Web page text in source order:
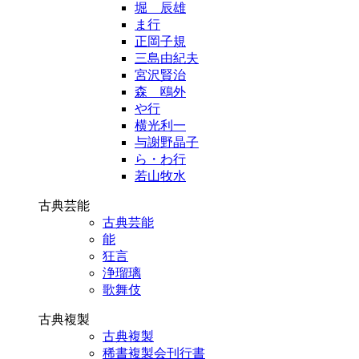
堀 辰雄
ま行
正岡子規
三島由紀夫
宮沢賢治
森 鴎外
や行
横光利一
与謝野晶子
ら・わ行
若山牧水
古典芸能
古典芸能
能
狂言
浄瑠璃
歌舞伎
古典複製
古典複製
稀書複製会刊行書